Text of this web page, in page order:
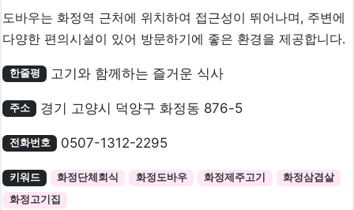
도바우는 화정역 근처에 위치하여 접근성이 뛰어나며, 주변에
다양한 편의시설이 있어 방문하기에 좋은 환경을 제공합니다.
한줄평 고기와 함께하는 즐거운 식사
주소 경기 고양시 덕양구 화정동 876-5
전화번호 0507-1312-2295
키워드 화정단체회식 화정도바우 화정제주고기
화정삼겹살
화정고기집